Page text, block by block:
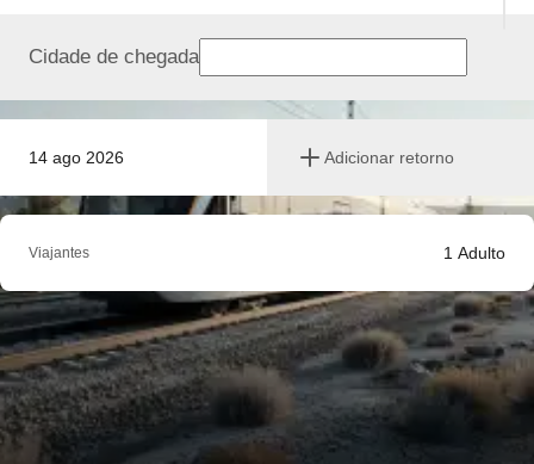
14 ago 2026 Adicionar retorno
Cidade de chegada
Viajantes 1 Adulto